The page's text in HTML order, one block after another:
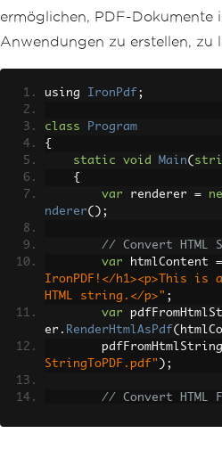
ermöglichen, PDF-Dokumente
Anwendungen zu erstellen, zu
using IronPdf ;
class
Program
{
static
void Main(
{
var renderer =
nderer();
// Convert HTML
var htmlContent =
IronPDF!</h1><p>This is
HTML string.</p>" ;
var
er . RenderHtmlAsPdf(
        pdfFromHtmlString
StringToPDF.pdf" );
// Convert HTML